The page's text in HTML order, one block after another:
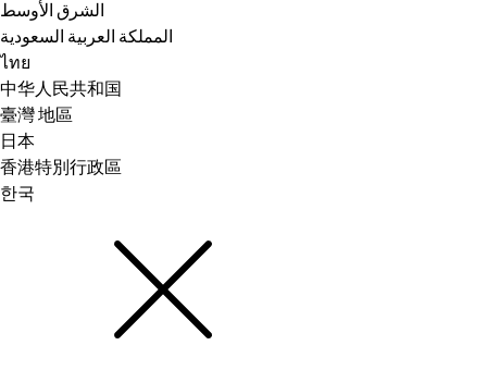
الشرق الأوسط
المملكة العربية السعودية
ไทย
中华人民共和国
臺灣 地區
日本
香港特別行政區
한국